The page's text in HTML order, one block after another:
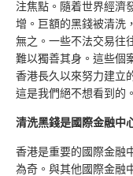
注焦點。隨着世界經濟
增。巨額的黑錢被清洗
無之。一些不法交易往
難以獨善其身。這些個
香港長久以來努力建立
這是我們絕不想看到的。
清洗黑錢是國際金融中
香港是重要的國際金融
為奇。與其他國際金融